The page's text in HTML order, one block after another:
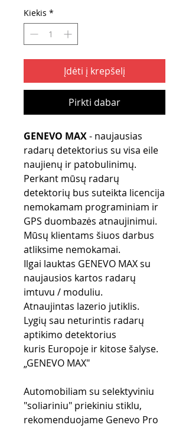
Kiekis *
Įdėti į krepšelį
Pirkti dabar
GENEVO MAX- naujausias
radarų detektorius su visa eile
naujienų ir patobulinimų.
Perkant mūsų radarų
detektorių bus suteikta licencija
nemokamam programiniam ir
GPS duombazės atnaujinimui.
Mūsų klientams šiuos darbus
atliksime nemokamai.
Ilgai lauktas GENEVO MAX su
naujausios kartos radarų
imtuvu / moduliu.
Atnaujintas lazerio jutiklis.
Lygių sau neturintis radarų
aptikimo detektorius
kuris Europoje ir kitose šalyse.
„GENEVO MAX"
Automobiliam su selektyviniu
"soliariniu" priekiniu stiklu,
rekomenduojame Genevo Pro